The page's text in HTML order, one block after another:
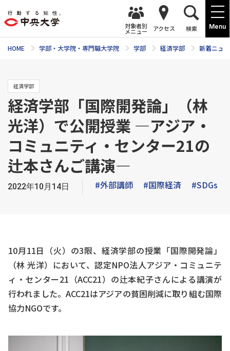
Menu
対象者別
メニュー アクセス 検索
HOME 学部・大学院・専門職大学院 学部 経済学部 新着ニュ
経済学部
経済学部「国際開発論」（林
光洋）で公開授業 ―アジア・
コミュニティ・センター21の
辻本さんご講演―
2022年10月14日 #外部講師 #国際経済 #SDGs
10月11日（火）の3限、経済学部の授業「国際開発論」
（林 光洋）において、認定NPO法人アジア・コミュニテ
ィ・センター21（ACC21）の辻本紀子さんによる講演が
行われました。ACC21はアジアの貧困削減に取り組む国際
協力NGOです。